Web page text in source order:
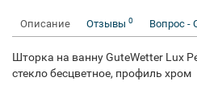
Описание Отзывы 0 Вопрос -
Шторка на ванну GuteWetter Lux
стекло бесцветное, профиль хром